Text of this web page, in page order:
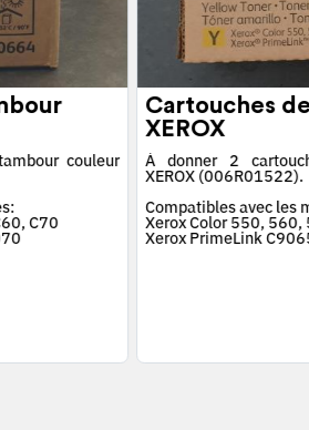
couleur
C70
Cartouches
XEROX
À donner 2
XEROX (006R01522).
Compatibles avec les
Xerox Color 550, 560,
Xerox PrimeLink